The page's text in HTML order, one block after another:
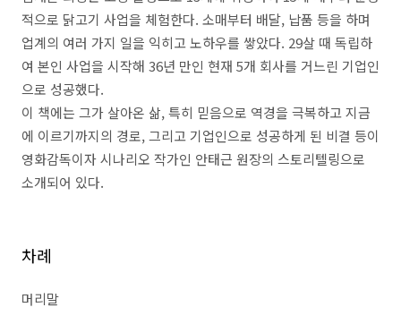
적으로 닭고기 사업을 체험한다. 소매부터 배달, 납품 등을 하며
업계의 여러 가지 일을 익히고 노하우를 쌓았다. 29살 때 독립하
여 본인 사업을 시작해 36년 만인 현재 5개 회사를 거느린 기업인
으로 성공했다.
이 책에는 그가 살아온 삶, 특히 믿음으로 역경을 극복하고 지금
에 이르기까지의 경로, 그리고 기업인으로 성공하게 된 비결 등이
영화감독이자 시나리오 작가인 안태근 원장의 스토리텔링으로
소개되어 있다.
차례
머리말